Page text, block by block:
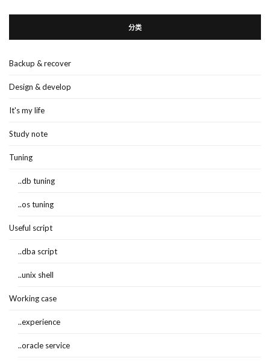
分类
Backup & recover
Design & develop
It's my life
Study note
Tuning
..db tuning
..os tuning
Useful script
..dba script
..unix shell
Working case
..experience
..oracle service